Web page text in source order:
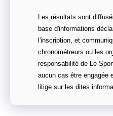
Les résultats sont
base d'informations
l'inscription, et
chronométreurs ou les
responsabilité de Le-
aucun cas être engagée
litige sur les dites